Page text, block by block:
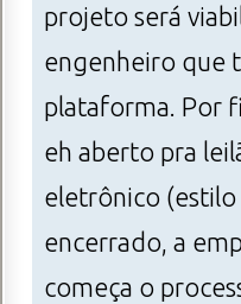
projeto será
engenheiro que
plataforma. Por
eh aberto pra
eletrônico
encerrado, a
começa o